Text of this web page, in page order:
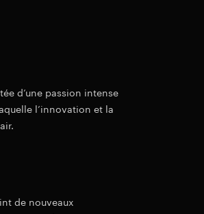
d’une passion intense
l’innovation et la
de nouveaux